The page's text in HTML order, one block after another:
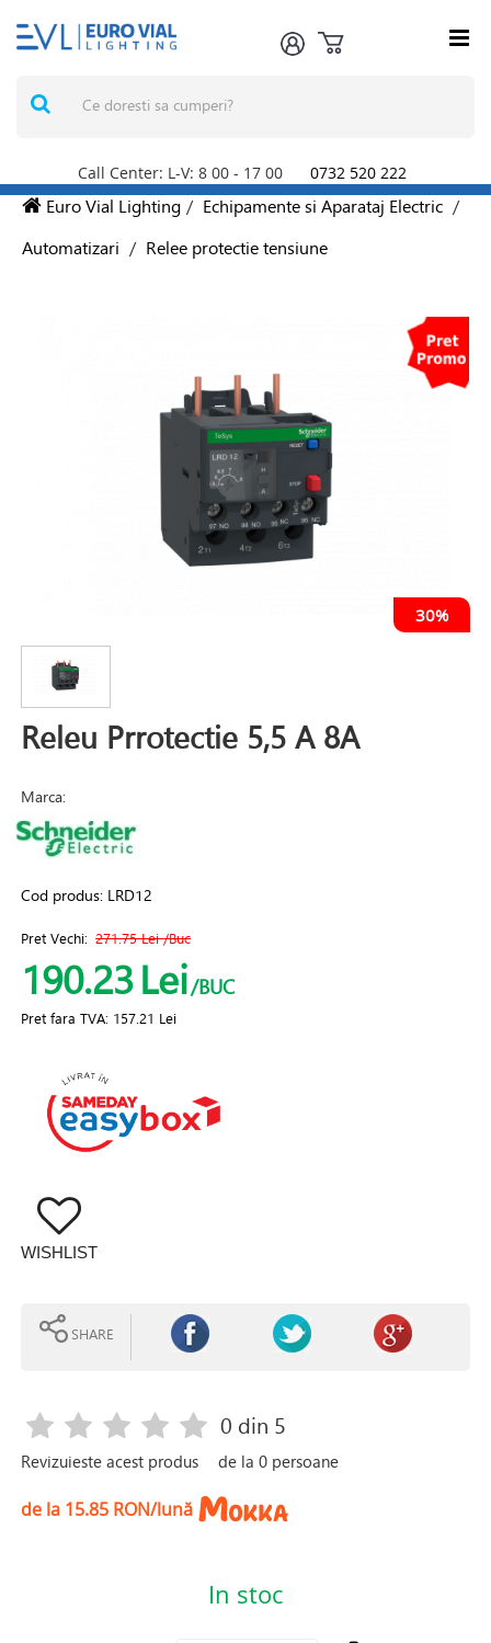
Call Center: L-V: 8 00 - 17 00 0732 520 222
Euro Vial Lighting / Echipamente si Aparataj Electric /
Automatizari / Relee protectie tensiune
30%
Releu Prrotectie 5,5 A 8A
Marca:
Cod produs: LRD12
Pret Vechi: 271.75 Lei/Buc
190.23Lei/BUC
Pret fara TVA: 157.21 Lei
WISHLIST
SHARE
Revizuieste acest produs
0 din 5
de la0 persoane
de la 15.85 RON/lună
In stoc